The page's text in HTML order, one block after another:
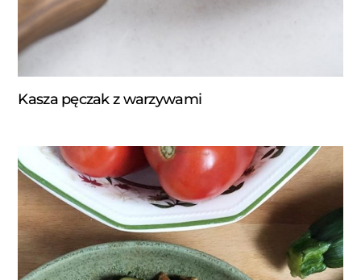
Kasza pęczak z warzywami